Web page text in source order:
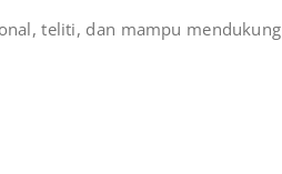
teliti, dan mampu mendukung